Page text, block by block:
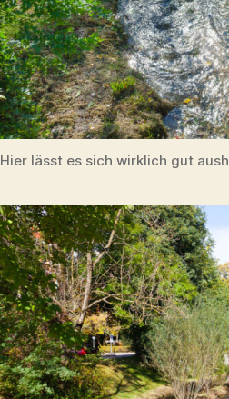
Hier lässt es sich wirklich gut